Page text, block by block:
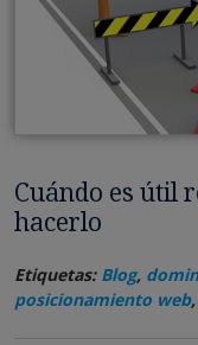
Cuándo es útil
hacerlo
Etiquetas: Blog,
posicionamiento web,